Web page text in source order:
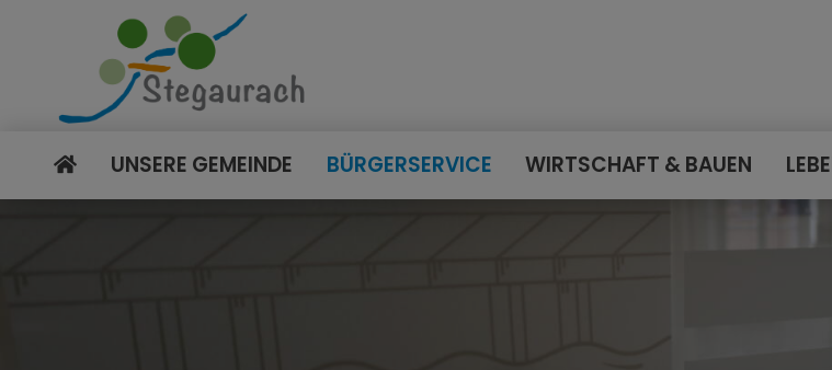
UNSERE GEMEINDE BÜRGERSERVICE WIRTSCHAFT & BAUEN